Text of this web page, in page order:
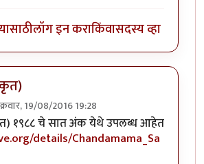
लॉग इन कराकिंवासदस्य व्हा
19/08/2016 19:28
१९८८ चे सात अंक येथे उपलब्ध आहेत
details/Chandamama_Sa